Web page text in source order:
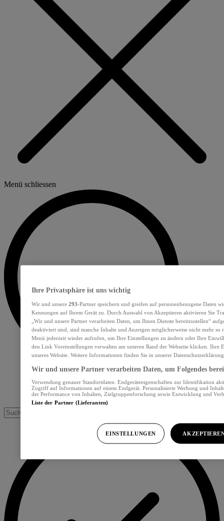
Menü schliessen
Ihre Privatsphäre ist uns wichtig
Wir und unsere 293-Partner speichern und greifen auf personenbezogene Daten
Kennungen auf Ihrem Gerät zu. Durch Auswahl von Akzeptieren aktivieren Sie
„Wir und unsere Partner verarbeiten Daten, um Ihnen Dienste bereitzustellen“
deaktiviert sind, sind manche Inhalte und Anzeigen möglicherweise nicht mehr so
Menü jederzeit wieder aufrufen, um Ihre Einstellungen zu ändern oder Ihre
den Link Voreinstellungen verwalten am unteren Rand der Webseite klicken. Ihre
unseres Website. Weitere Informationen finden Sie in unserer
Wir und unsere Partner verarbeiten Daten, um Folgendes
Verwendung genauer Standortdaten. Endgeräteeigenschaften zur Identifikation
Zugriff auf Informationen auf einem Endgerät. Personalisierte Werbung und
der Performance von Inhalten, Zielgruppenforschung sowie Entwicklung und
Liste der Partner (Lieferanten)
EINSTELLUNGEN